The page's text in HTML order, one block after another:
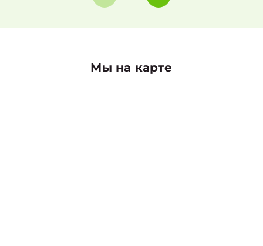
Мы на карте